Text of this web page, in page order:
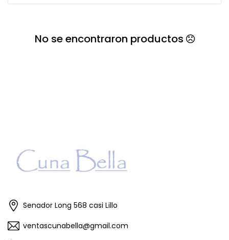
No se encontraron productos
Senador Long 568 casi Lillo
ventascunabella@gmail.com